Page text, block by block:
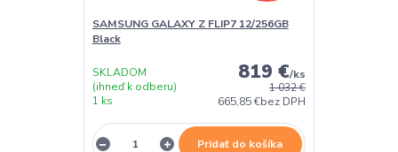
SAMSUNG GALAXY Z FLIP7 12/256GB
Black
1 032 €
819 €/ks
665,85 €bez DPH
SKLADOM
(ihneď k odberu)
1 ks
Pridať do košíka